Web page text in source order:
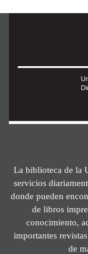
La biblioteca de la
servicios
donde pueden
de libros
conocimiento,
importantes
de